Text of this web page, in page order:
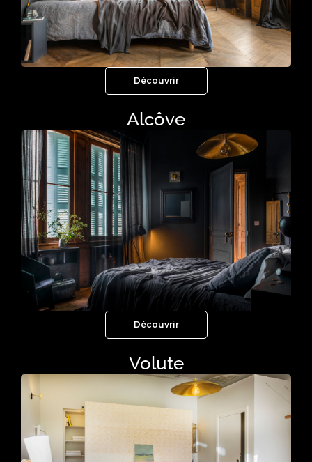
Découvrir
Alcôve
Découvrir
Volute